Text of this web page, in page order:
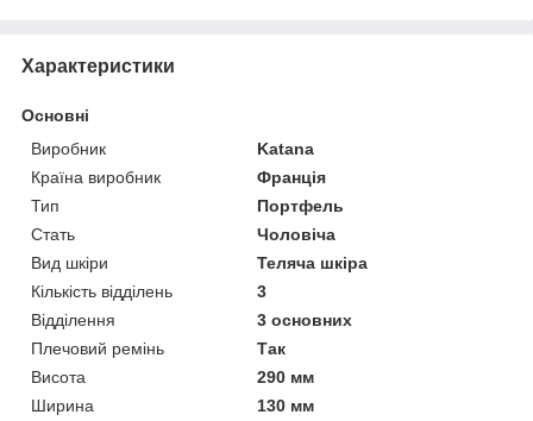
Характеристики
Основні
Виробник
Katana
Країна виробник
Франція
Тип
Портфель
Стать
Чоловіча
Вид шкіри
Теляча шкіра
Кількість відділень
3
Відділення
3 основних
Плечовий ремінь
Так
Висота
290 мм
Ширина
130 мм